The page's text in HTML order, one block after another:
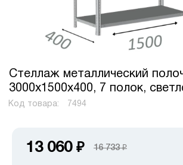
Стеллаж металлический
3000х1500х400, 7 полок,
Код товара: 7494
13 060 ₽ 16 733₽